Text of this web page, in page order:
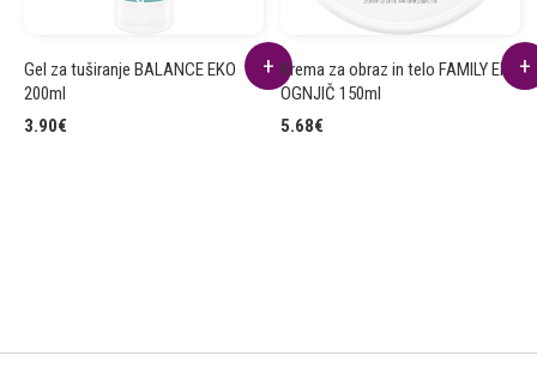
Gel za tuširanje BALANCE EKO
200ml
3.90€
Krema za obraz in telo FAMILY EKO
OGNJIČ 150ml
5.68€